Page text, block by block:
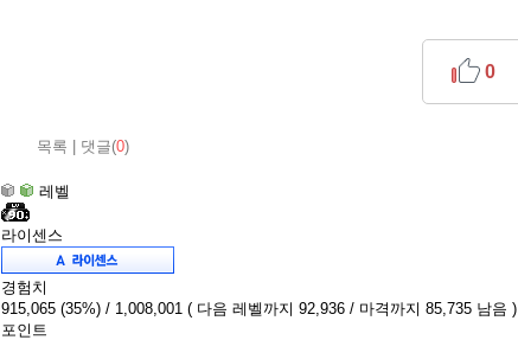
목록 댓글(0)
0
레벨
라이센스
경험치
915,065 (35%) / 1,008,001 ( 다음 레벨까지 92,936 / 마격까지 85,735 남음 )
포인트